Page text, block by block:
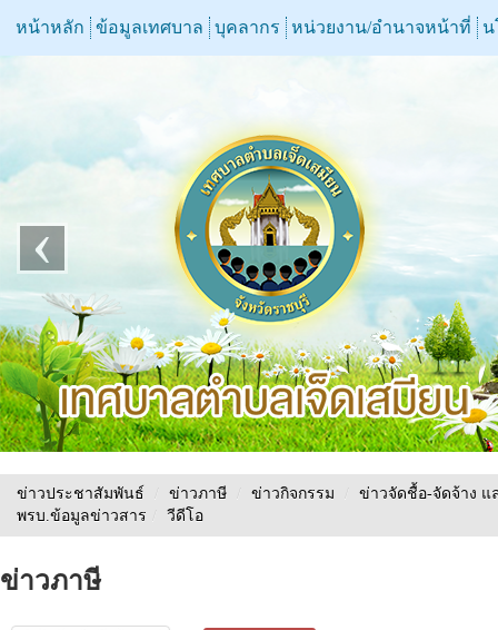
หน้าหลัก ข้อมูลเทศบาล บุคลากร หน่วยงาน/อำนาจหน้าที่ น
‹
ข่าวประชาสัมพันธ์ / ข่าวภาษี / ข่าวกิจกรรม / ข่าวจัดชื้อ-จัดจ้าง แ
พรบ.ข้อมูลข่าวสาร / วีดีโอ
ข่าวภาษี